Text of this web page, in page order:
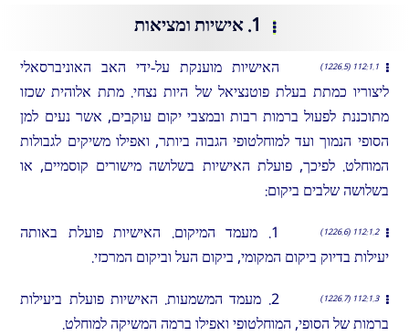
1. אישיות ומציאות
112:1.1 (1226.5)
האישיות מוענקת על-ידי האב האוניברסאלי
ליצוריו כמתת בעלת פוטנציאל של היות נצחי. מתת אלוהית שכזו
מתוכננת לפעול ברמות רבות ובמצבי יקום עוקבים, אשר נעים למן
הסופי הנמוך ועד למוחלטופי הגבוה ביותר, ואפילו משיקים לגבולות
המוחלט. לפיכך, פועלת האישיות בשלושה מישורים קוסמיים, או
בשלושה שלבים ביקום:
112:1.2 (1226.6)
1. מעמד המיקום. האישיות פועלת באותה
יעילות בדיוק ביקום המקומי, ביקום העל וביקום המרכזי.
112:1.3 (1226.7)
2. מעמד המשמעות. האישיות פועלת ביעילות
ברמות של הסופי, המוחלטופי ואפילו ברמה המשיקה למוחלט.